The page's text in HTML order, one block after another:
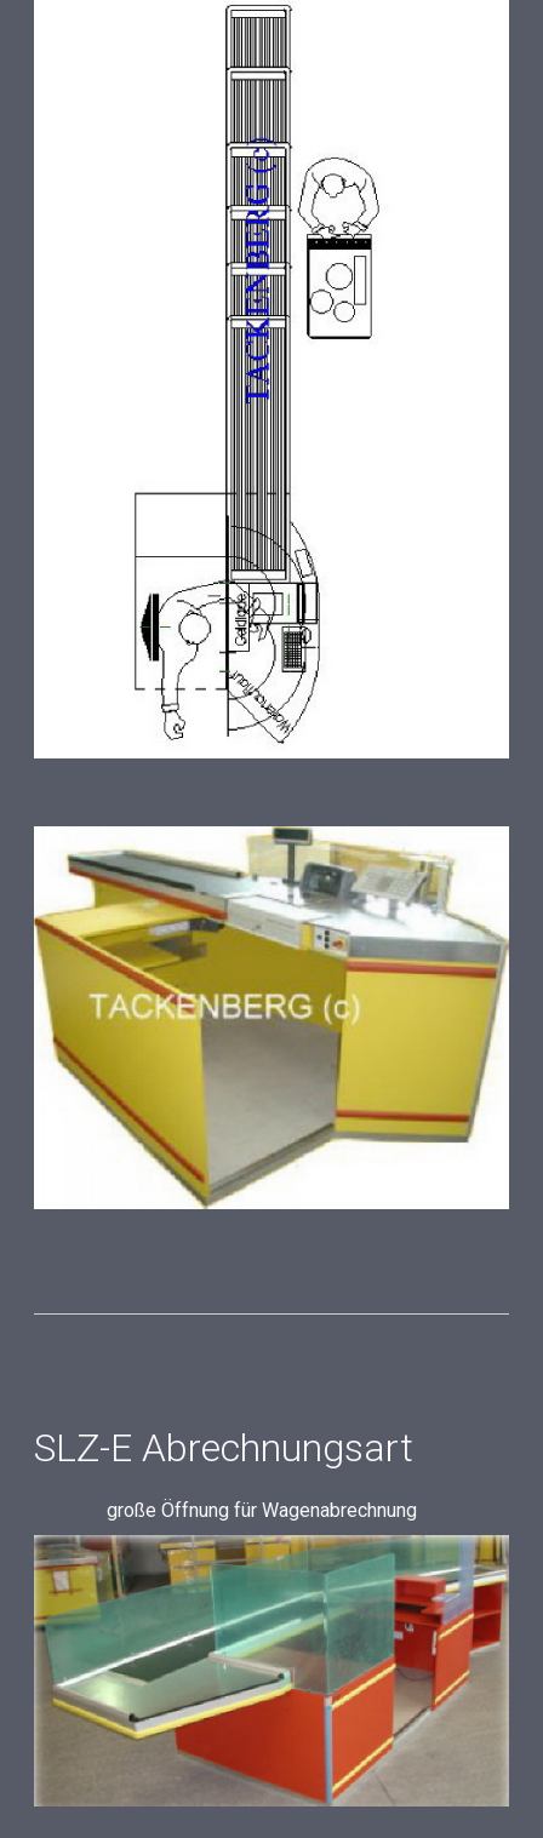
SLZ-E Abrechnungsart
große Öffnung für Wagenabrechnung